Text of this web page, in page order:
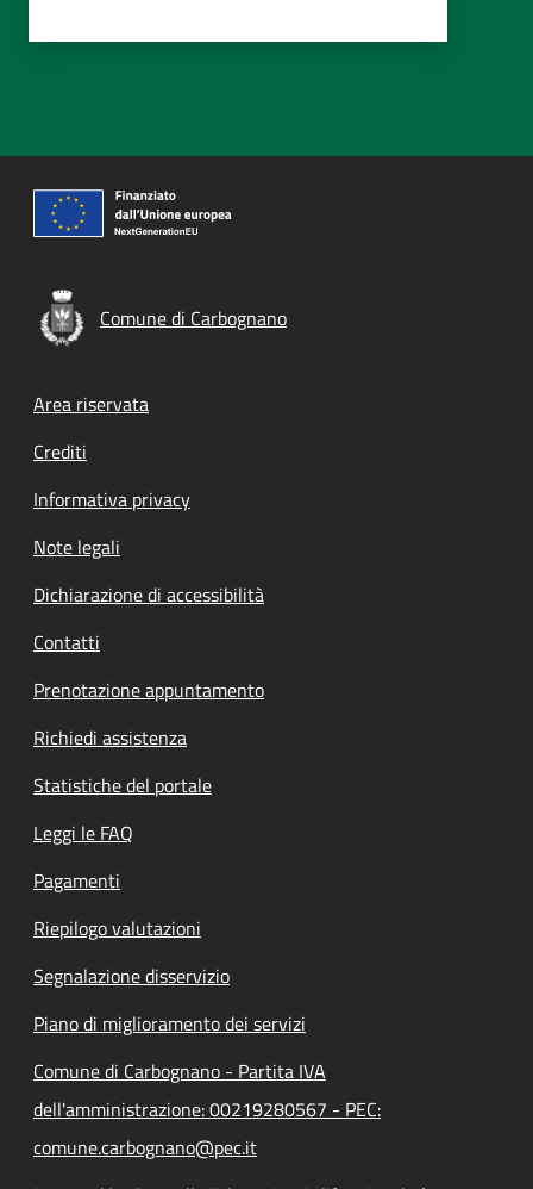
Comune di Carbognano
Footer menu
Area riservata
Crediti
Informativa privacy
Note legali
Dichiarazione di accessibilità
Contatti
Prenotazione appuntamento
Richiedi assistenza
Statistiche del portale
Leggi le FAQ
Pagamenti
Riepilogo valutazioni
Segnalazione disservizio
Piano di miglioramento dei servizi
Comune di Carbognano - Partita IVA
dell'amministrazione: 00219280567 - PEC:
comune.carbognano@pec.it